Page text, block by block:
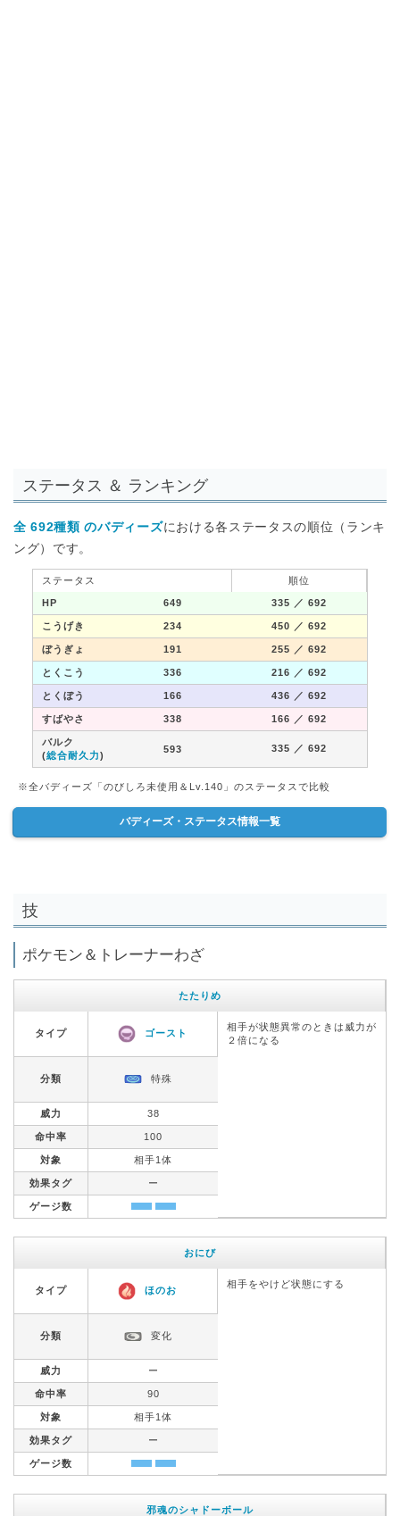
ステータス ＆ ランキング
全 692種類 のバディーズにおける各ステータスの順位（ランキ
ング）です。
ステータス 順位
HP 649 335 ／ 692
こうげき 234 450 ／ 692
ぼうぎょ 191 255 ／ 692
とくこう 336 216 ／ 692
とくぼう 166 436 ／ 692
すばやさ 338 166 ／ 692
バルク
(総合耐久力)
593 335 ／ 692
※全バディーズ「のびしろ未使用＆Lv.140」のステータスで比較
バディーズ・ステータス情報一覧
技
ポケモン＆トレーナーわざ
たたりめ
タイプ ゴースト
相手が状態異常のときは威力が
２倍になる
分類 特殊
威力 38
命中率 100
対象 相手1体
効果タグ ー
ゲージ数
おにび
タイプ ほのお
相手をやけど状態にする
分類 変化
威力 ー
命中率 90
対象 相手1体
効果タグ ー
ゲージ数
邪魂のシャドーボール